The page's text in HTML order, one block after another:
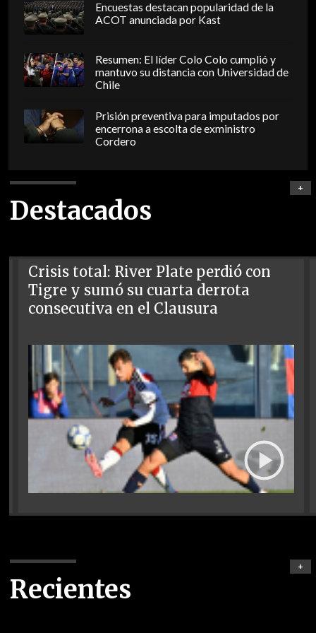
Encuestas destacan popularidad de la
ACOT anunciada por Kast
Resumen: El líder Colo Colo cumplió y
mantuvo su distancia con Universidad de
Chile
Prisión preventiva para imputados por
encerrona a escolta de exministro
Cordero
Destacados
+
Crisis total: River Plate perdió con
Tigre y sumó su cuarta derrota
consecutiva en el Clausura
Recientes
+